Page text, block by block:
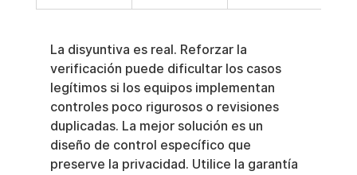
La disyuntiva es real. Reforzar la
verificación puede dificultar los casos
legítimos si los equipos implementan
controles poco rigurosos o revisiones
duplicadas. La mejor solución es un
diseño de control específico que
preserve la privacidad. Utilice la garantía